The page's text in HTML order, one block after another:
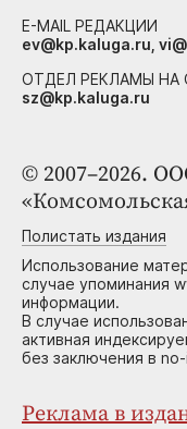
© 2007–2026.
Полистать издания
Использование
случае упоминания
информации.
В случае
активная
без заключения в
Реклама в
E-MAIL РЕДАКЦИИ
ev@kp.kaluga.ru,
ОТДЕЛ РЕКЛАМЫ НА
sz@kp.kaluga.ru